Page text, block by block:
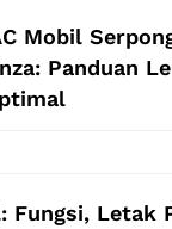
Mobil
Panduan
Fungsi, Letak